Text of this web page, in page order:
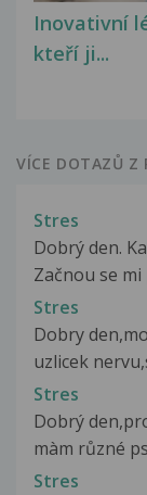
Inovativní
kteří ji...
VÍCE DOTAZŮ Z
Stres
Dobrý den.
Začnou se
Stres
Dobry
uzlicek
Stres
Dobrý
màm různé
Stres